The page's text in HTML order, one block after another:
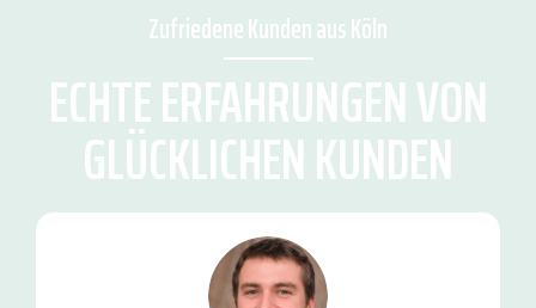
Zufriedene Kunden aus Köln
ECHTE ERFAHRUNGEN VON
GLÜCKLICHEN KUNDEN